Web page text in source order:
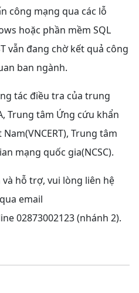
công mạng qua các lỗ
hoặc phần mềm SQL
vẫn đang chờ kết quả công
ban ngành.
tác điều tra của trung
Trung tâm Ứng cứu khẩn
Trung tâm
mạng quốc gia(NCSC).
hỗ trợ, vui lòng liên hệ
email
02873002123 (nhánh 2).